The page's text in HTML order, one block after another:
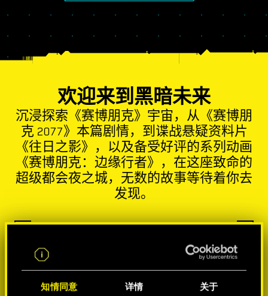
知情同意 详情 关于
欢迎来到黑暗未来
沉浸探索《赛博朋克》宇宙，从《赛博朋
克 2077》本篇剧情，到谍战悬疑资料片
《往日之影》，以及备受好评的系列动画
《赛博朋克：边缘行者》，在这座致命的
超级都会夜之城，无数的故事等待着你去
发现。